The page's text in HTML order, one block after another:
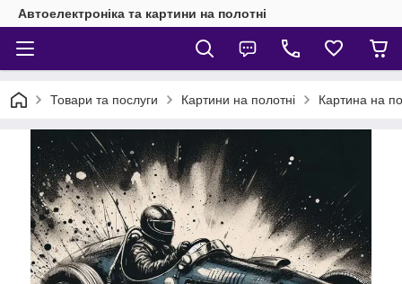
Автоелектроніка та картини на полотні
Товари та послуги Картини на полотні Картина на